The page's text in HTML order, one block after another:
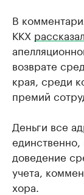
В
ККХ
возврате
края, среди
премий
Деньги все
доведение
учета,
хора.